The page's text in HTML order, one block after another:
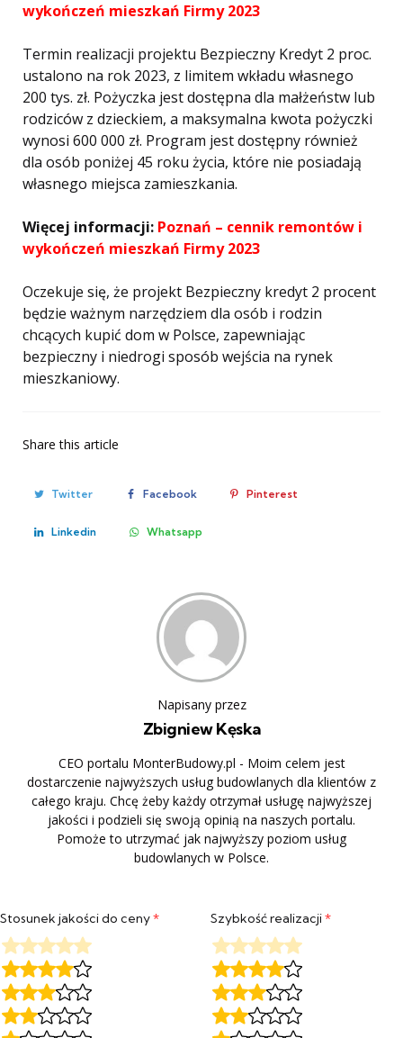
wykończeń mieszkań Firmy 2023
Termin realizacji projektu Bezpieczny Kredyt 2 proc.
ustalono na rok 2023, z limitem wkładu własnego
200 tys. zł. Pożyczka jest dostępna dla małżeństw lub
rodziców z dzieckiem, a maksymalna kwota pożyczki
wynosi 600 000 zł. Program jest dostępny również
dla osób poniżej 45 roku życia, które nie posiadają
własnego miejsca zamieszkania.
Więcej informacji: Poznań – cennik remontów i
wykończeń mieszkań Firmy 2023
Oczekuje się, że projekt Bezpieczny kredyt 2 procent
będzie ważnym narzędziem dla osób i rodzin
chcących kupić dom w Polsce, zapewniając
bezpieczny i niedrogi sposób wejścia na rynek
mieszkaniowy.
Share this article
Twitter Facebook Pinterest
Linkedin Whatsapp
Napisany przez
Zbigniew Kęska
CEO portalu MonterBudowy.pl - Moim celem jest
dostarczenie najwyższych usług budowlanych dla klientów z
całego kraju. Chcę żeby każdy otrzymał usługę najwyższej
jakości i podzieli się swoją opinią na naszych portalu.
Pomoże to utrzymać jak najwyższy poziom usług
budowlanych w Polsce.
Stosunek jakości do ceny* Szybkość realizacji*